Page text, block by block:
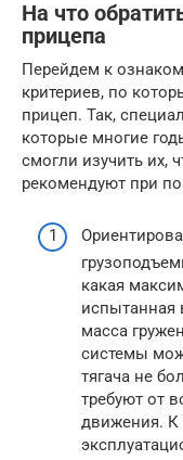
На что
прицепа
Перейдем к
критериев, по
прицеп. Так,
которые многие
смогли изучить их,
рекомендуют при
какая
испытанная
масса
системы
тягача не
требуют от
движения. К